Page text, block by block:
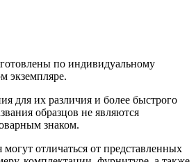
по индивидуальному
экземпляре.
для их различия и более быстрого
образцов не являются
знаком.
отличаться от представленных